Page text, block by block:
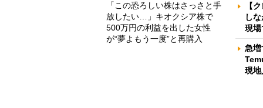
「この恐ろしい株はさっさと手
放したい…」キオクシア株で
500万円の利益を出した女性
が“夢よもう一度”と再購入
【
し
現場
急
現地